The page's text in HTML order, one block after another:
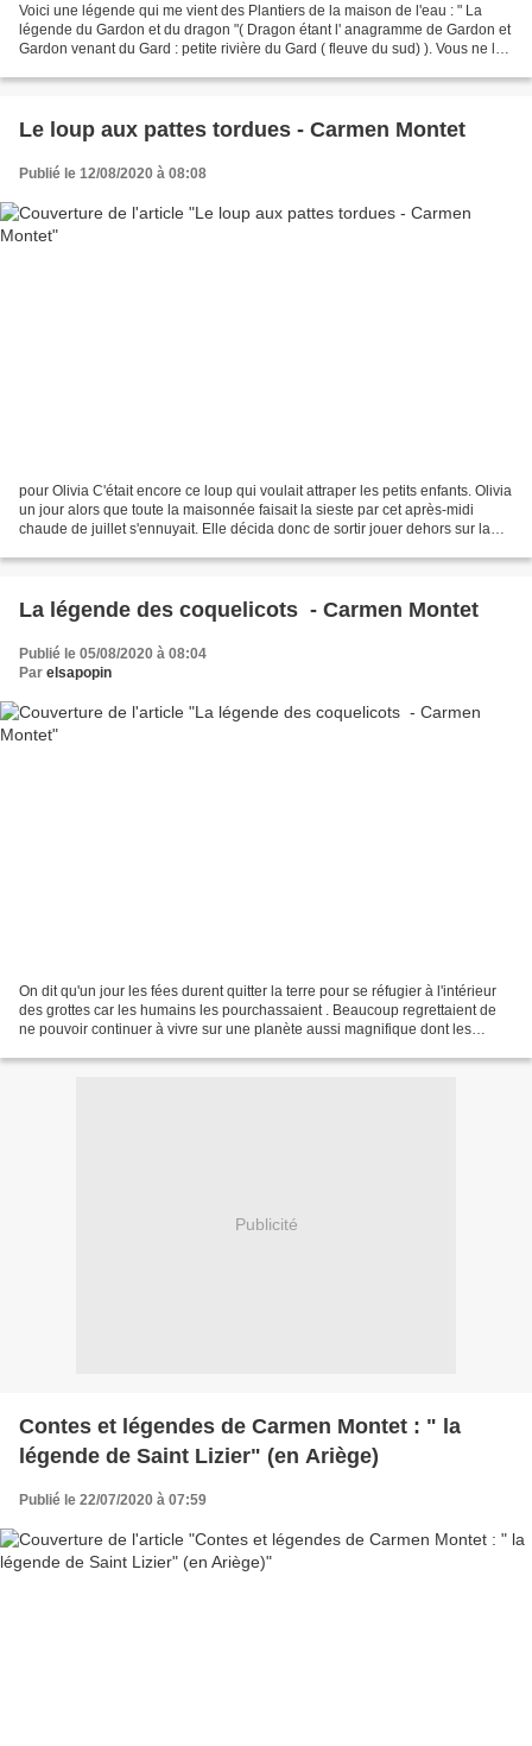
Voici une légende qui me vient des Plantiers de la maison de l'eau : " La
légende du Gardon et du dragon "( Dragon étant l' anagramme de Gardon et
Gardon venant du Gard : petite rivière du Gard ( fleuve du sud) ). Vous ne le
Le loup aux pattes tordues - Carmen Montet
Publié le 12/08/2020 à 08:08
pour Olivia C'était encore ce loup qui voulait attraper les petits enfants. Olivia
un jour alors que toute la maisonnée faisait la sieste par cet après-midi
chaude de juillet s'ennuyait. Elle décida donc de sortir jouer dehors sur la
La légende des coquelicots - Carmen Montet
Publié le 05/08/2020 à 08:04
Par elsapopin
On dit qu'un jour les fées durent quitter la terre pour se réfugier à l'intérieur
des grottes car les humains les pourchassaient . Beaucoup regrettaient de
ne pouvoir continuer à vivre sur une planète aussi magnifique dont les
Publicité
Contes et légendes de Carmen Montet : " la
légende de Saint Lizier" (en Ariège)
Publié le 22/07/2020 à 07:59